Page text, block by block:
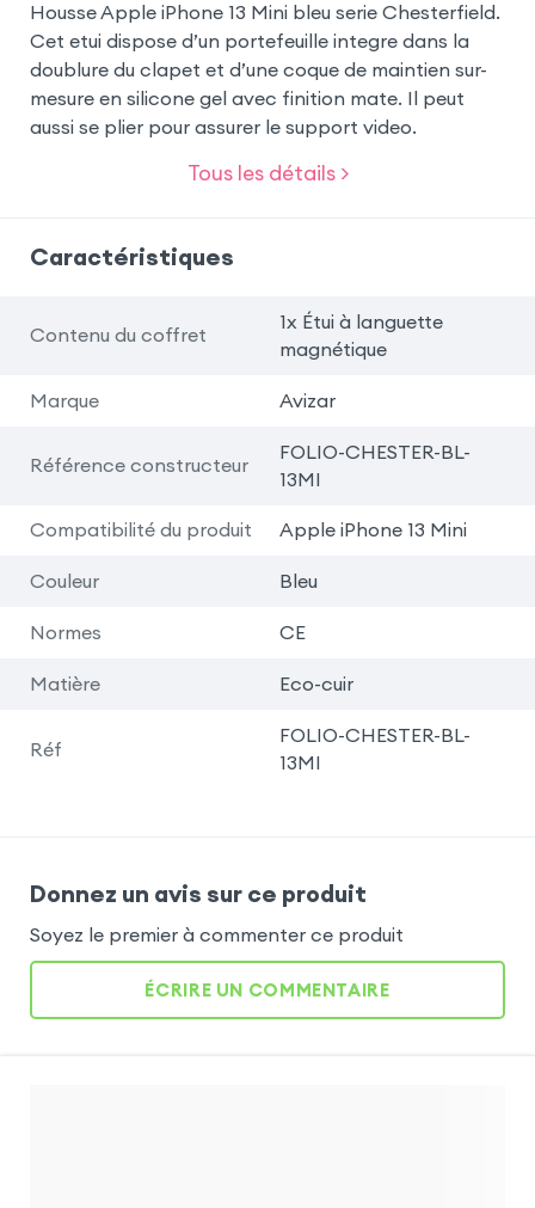
Housse Apple iPhone 13 Mini bleu serie Chesterfield.
Cet etui dispose d’un portefeuille integre dans la
doublure du clapet et d’une coque de maintien sur-
mesure en silicone gel avec finition mate. Il peut
aussi se plier pour assurer le support video.
Tous les détails >
Caractéristiques
Contenu du coffret
1x Étui à languette
magnétique
Marque Avizar
Référence constructeur
FOLIO-CHESTER-BL-
13MI
Compatibilité du produit Apple iPhone 13 Mini
Couleur Bleu
Normes CE
Matière Eco-cuir
Réf
FOLIO-CHESTER-BL-
13MI
Donnez un avis sur ce produit
Soyez le premier à commenter ce produit
ÉCRIRE UN COMMENTAIRE